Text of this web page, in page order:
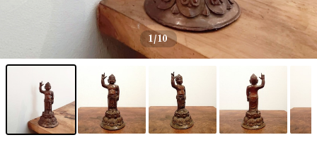
1/10